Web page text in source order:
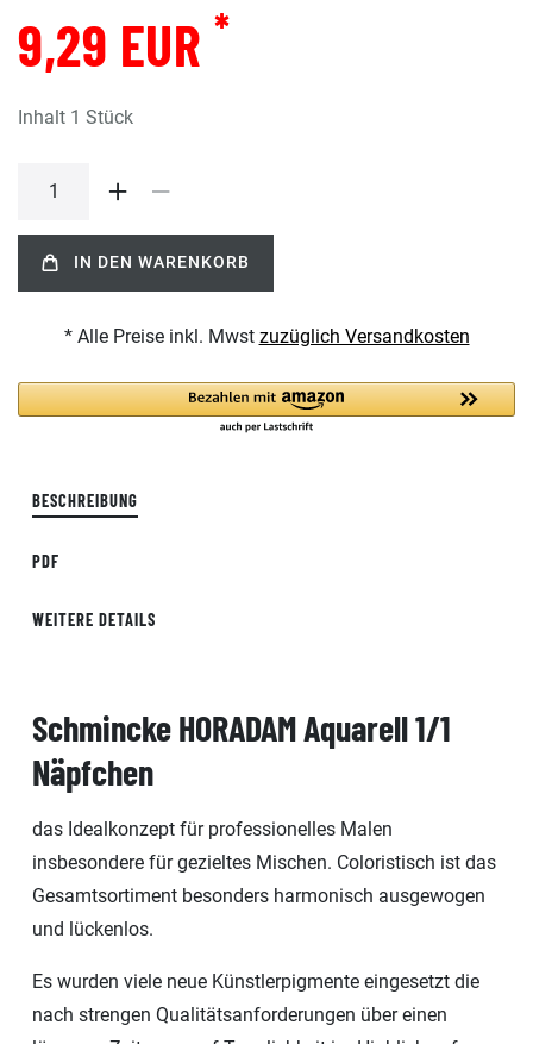
9,29 EUR *
Inhalt 1 Stück
IN DEN WARENKORB
* Alle Preise inkl. Mwst zuzüglich Versandkosten
BESCHREIBUNG
PDF
WEITERE DETAILS
Schmincke HORADAM Aquarell 1/1
Näpfchen
das Idealkonzept für professionelles Malen
insbesondere für gezieltes Mischen. Coloristisch ist das
Gesamtsortiment besonders harmonisch ausgewogen
und lückenlos.
Es wurden viele neue Künstlerpigmente eingesetzt die
nach strengen Qualitätsanforderungen über einen